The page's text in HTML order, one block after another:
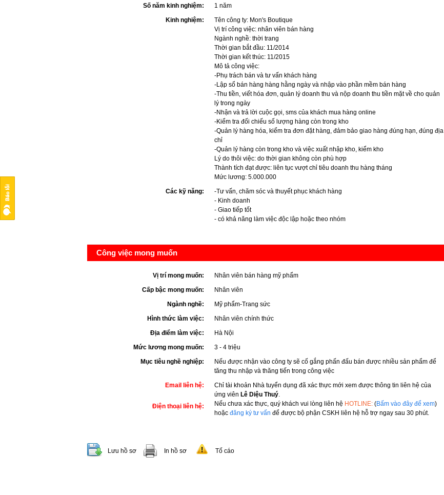
Số năm kinh nghiệm:
1 năm
Kinh nghiệm:
Tên công ty: Mon's Boutique
Vị trí công việc: nhân viên bán hàng
Ngành nghề: thời trang
Thời gian bắt đầu: 11/2014
Thời gian kết thúc: 11/2015
Mô tả công việc:
-Phụ trách bán và tư vấn khách hàng
-Lập sổ bán hàng hàng hằng ngày và nhập vào phần mềm bán hàng
-Thu tiền, viết hóa đơn, quản lý doanh thu và nộp doanh thu tiền mặt về cho quản
lý trong ngày
-Nhận và trả lời cuộc gọi, sms của khách mua hàng online
-Kiểm tra đối chiếu số lượng hàng còn trong kho
-Quản lý hàng hóa, kiểm tra đơn đặt hàng, đảm bảo giao hàng đúng hạn, đúng địa
chỉ
-Quản lý hàng còn trong kho và việc xuất nhập kho, kiểm kho
Lý do thôi việc: do thời gian không còn phù hợp
Thành tích đạt được: liên tục vượt chỉ tiêu doanh thu hàng tháng
Mức lương: 5.000.000
Các kỹ năng:
-Tư vấn, chăm sóc và thuyết phục khách hàng
- Kinh doanh
- Giao tiếp tốt
- có khả năng làm việc độc lập hoặc theo nhóm
Công việc mong muốn
Vị trí mong muốn:
Nhân viên bán hàng mỹ phẩm
Cấp bậc mong muốn:
Nhân viên
Ngành nghề:
Mỹ phẩm-Trang sức
Hình thức làm việc:
Nhân viên chính thức
Địa điểm làm việc:
Hà Nội
Mức lương mong muốn:
3 - 4 triệu
Mục tiêu nghề nghiệp:
Nếu được nhận vào công ty sẽ cố gắng phấn đấu bán được nhiều sản phẩm để
tăng thu nhập và thăng tiến trong công việc
Email liên hệ:
Chỉ tài khoản Nhà tuyển dụng đã xác thực mới xem được thông tin liên hệ của
ứng viên Lê Diệu Thuý.
Nếu chưa xác thực, quý khách vui lòng liên hệ HOTLINE: (Bấm vào đây để xem)
hoặc đăng ký tư vấn để được bộ phận CSKH liên hệ hỗ trợ ngay sau 30 phút.
Điện thoại liên hệ:
Lưu hồ sơ In hồ sơ Tố cáo